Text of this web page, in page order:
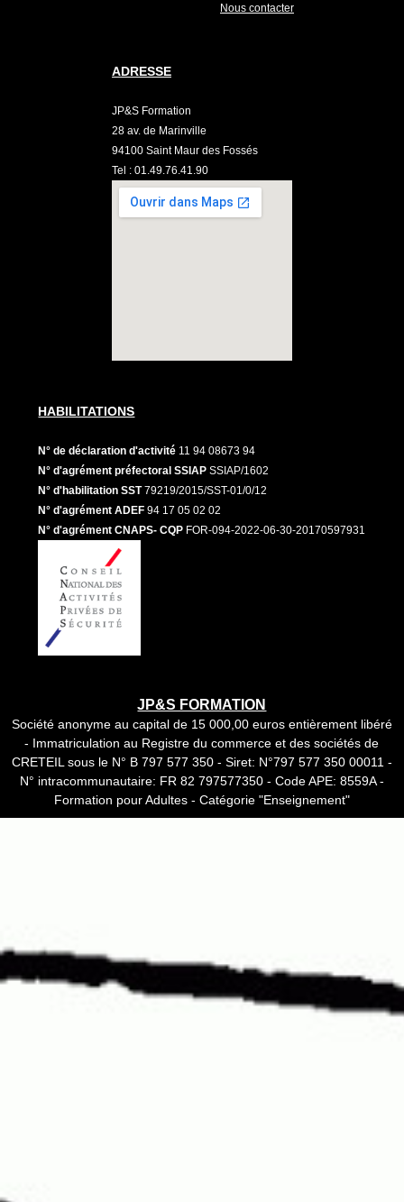
Nous contacter
ADRESSE
JP&S Formation
28 av. de Marinville
94100 Saint Maur des Fossés
Tel : 01.49.76.41.90
HABILITATIONS
N° de déclaration d'activité 11 94 08673 94
N° d'agrément préfectoral SSIAP SSIAP/1602
N° d'habilitation SST79219/2015/SST-01/0/12
N° d'agrément ADEF 94 17 05 02 02
N° d'agrément CNAPS- CQP FOR-094-2022-06-30-20170597931
JP&S FORMATION
Société anonyme au capital de 15 000,00 euros entièrement libéré
- Immatriculation au Registre du commerce et des sociétés de
CRETEIL sous le N° B 797 577 350 - Siret: N°797 577 350 00011 -
N° intracommunautaire: FR 82 797577350 - Code APE: 8559A -
Formation pour Adultes - Catégorie "Enseignement"